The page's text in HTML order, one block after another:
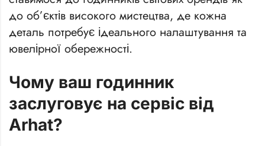
до об’єктів високого мистецтва, де кожна
деталь потребує ідеального налаштування та
ювелірної обережності.
Чому ваш годинник
заслуговує на сервіс від
Arhat?